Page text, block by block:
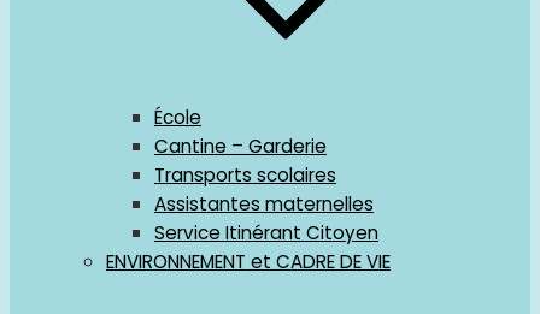
École
Cantine – Garderie
Transports scolaires
Assistantes maternelles
Service Itinérant Citoyen
ENVIRONNEMENT et CADRE DE VIE